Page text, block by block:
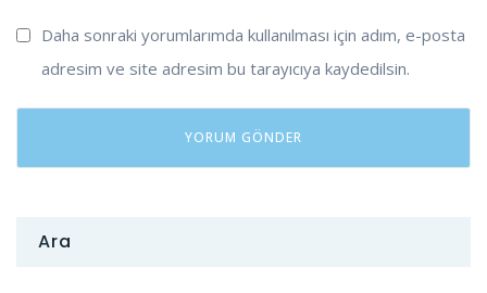
Daha sonraki yorumlarımda kullanılması için adım, e-posta
adresim ve site adresim bu tarayıcıya kaydedilsin.
Ara